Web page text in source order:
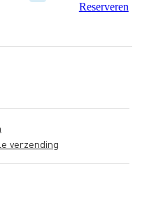
Reserveren
verzending